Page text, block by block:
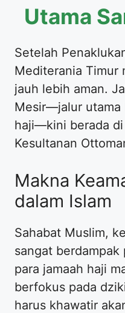
Utama
Setelah
Mediterania Timur
jauh lebih aman.
Mesir—jalur utama
haji—kini berada
Kesultanan
Makna
dalam Islam
Sahabat Muslim,
sangat
para jamaah haji
berfokus pada
harus khawatir